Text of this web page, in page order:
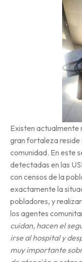
Existen actualmente
gran fortaleza reside
comunidad. En este
detectadas en las
con censos de la
exactamente la
pobladores, y
los agentes
cuidan, hacen el
irse al hospital y
muy importante